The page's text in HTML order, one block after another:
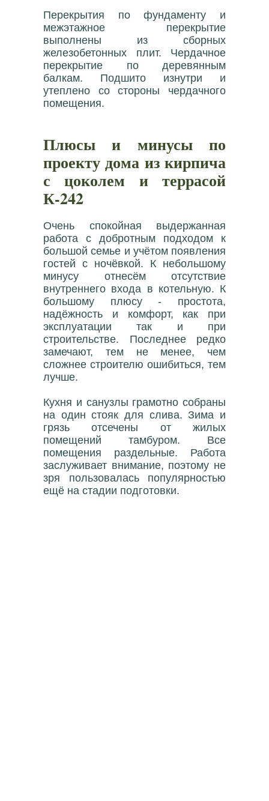
Перекрытия по фундаменту и
межэтажное перекрытие
выполнены из сборных
железобетонных плит. Чердачное
перекрытие по деревянным
балкам. Подшито изнутри и
утеплено со стороны чердачного
помещения.
Плюсы и минусы по
проекту дома из кирпича
с цоколем и террасой
К-242
Очень спокойная выдержанная
работа с добротным подходом к
большой семье и учётом появления
гостей с ночёвкой. К небольшому
минусу отнесём отсутствие
внутреннего входа в котельную. К
большому плюсу - простота,
надёжность и комфорт, как при
эксплуатации так и при
строительстве. Последнее редко
замечают, тем не менее, чем
сложнее строителю ошибиться, тем
лучше.
Кухня и санузлы грамотно собраны
на один стояк для слива. Зима и
грязь отсечены от жилых
помещений тамбуром. Все
помещения раздельные. Работа
заслуживает внимание, поэтому не
зря пользовалась популярностью
ещё на стадии подготовки.